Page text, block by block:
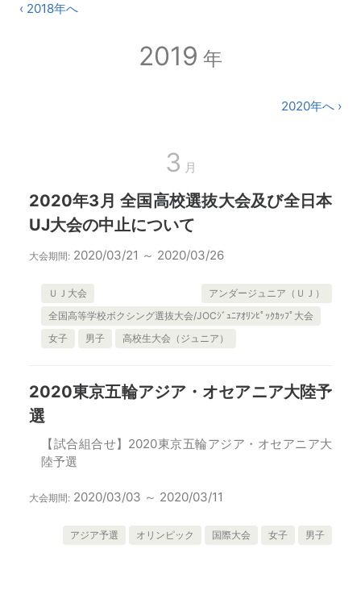
‹ 2018年へ
2019 年
2020年へ ›
3 月
2020年3月 全国高校選抜大会及び全日本
UJ大会の中止について
大会期間: 2020/03/21 ～ 2020/03/26
ＵＪ大会
アンダージュニア（ＵＪ）
全国高等学校ボクシング選抜大会/JOCｼﾞｭﾆｱｵﾘﾝﾋﾟｯｸｶｯﾌﾟ大会
女子
男子 高校生大会（ジュニア）
2020東京五輪アジア・オセアニア大陸予
選
【試合組合せ】2020東京五輪アジア・オセアニア大
陸予選
大会期間: 2020/03/03 ～ 2020/03/11
アジア予選 オリンピック 国際大会 女子 男子